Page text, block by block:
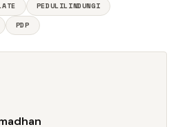
PEDULILINDUNGI
PDP